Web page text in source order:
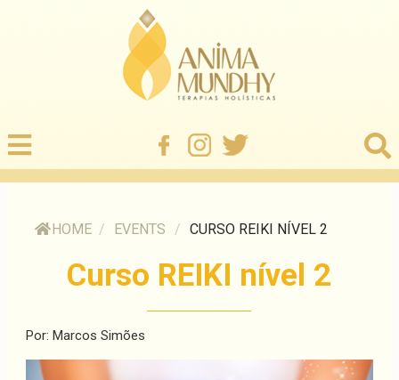
HOME / EVENTS / CURSO REIKI NÍVEL 2
Curso REIKI nível 2
Por: Marcos Simões